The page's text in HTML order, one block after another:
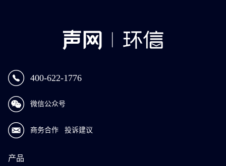
400-622-1776
微信公众号
商务合作 投诉建议
产品